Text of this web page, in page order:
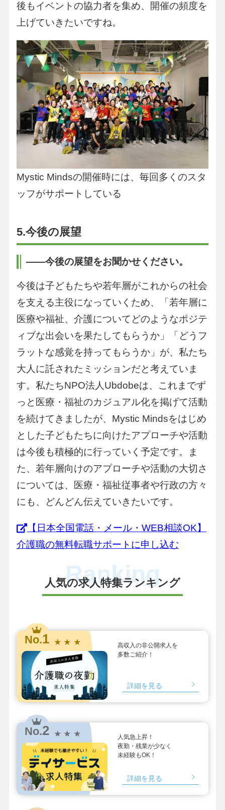
後もイベントの協力者を集め、開催の頻度を
上げていきたいですね。
Mystic Mindsの開催時には、毎回多くのスタ
ッフがサポートしている
5.今後の展望
――今後の展望をお聞かせください。
今後は子どもたちや若年層がこれからの社会
を支える主役になっていくため、「若年層に
医療や福祉、介護についてどのようなポジテ
ィブな出会いを果たしてもらうか」「どうフ
ラットな感覚を持ってもらうか」が、私たち
大人に託されたミッションだと考えていま
す。私たちNPO法人Ubdobeは、これまでず
っと医療・福祉のカジュアル化を掲げて活動
を続けてきましたが、Mystic Mindsをはじめ
とした子どもたちに向けたアプローチや活動
は今後も積極的に行っていく予定です。ま
た、若年層向けのアプローチや活動の大切さ
については、医療・福祉従事者や行政の方々
にも、どんどん伝えていきたいです。
【日本全国電話・メール・WEB相談OK】
介護職の無料転職サポートに申し込む
人気の求人特集ランキング
Ranking
No.1 ★ ★ ★
高収入の非公開求人を
多数ご紹介！
詳細を見る
No.2 ★ ★ ★
人気急上昇！
夜勤・残業が少なく
未経験もOK！
詳細を見る